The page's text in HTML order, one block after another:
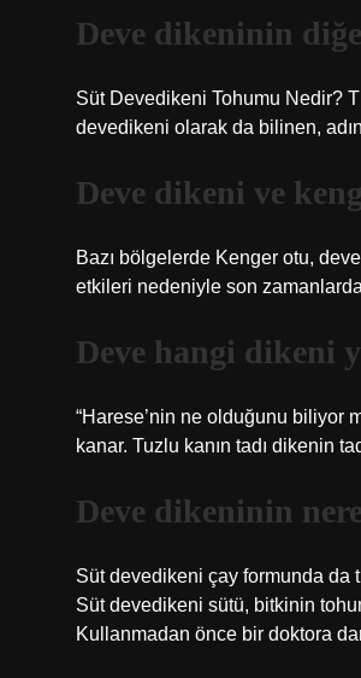
Deve dikeninin
Süt Devedikeni Tohumu Nedir?
devedikeni olarak da bilinen,
Deve dikeni ve
Bazı bölgelerde Kenger otu,
etkileri nedeniyle son
Deve hangi dikeni
“Harese’nin ne olduğunu biliyor
kanar. Tuzlu kanın tadı dikenin
Deve dikeninin
Süt devedikeni çay formunda da
Süt devedikeni sütü, bitkinin
Kullanmadan önce bir doktora